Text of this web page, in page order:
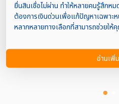
ยื่นสินเชื่อไม่ผ่าน ทำให้หลายคนรู้สึกห
ต้องการเงินด่วนเพื่อแก้ปัญหาเฉพาะ
หลากหลายทางเลือกที่สามารถช่วยให้
ด่วนเมื่อธนาคารปฏิเสธคำขอสินเชื่อ
บุคคลทั่วไป พนักงานบริษัท หรือเจ้าข
ในชีวิตประจำวันไม่พอหมุนเวียน หรือ
เข้าใจเลยค่ะว่าสถานการณ์ที่ต้องการ
อ่านเพิ่